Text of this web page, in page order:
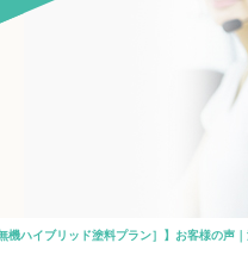
機ハイブリッド塗料プラン］】お客様の声